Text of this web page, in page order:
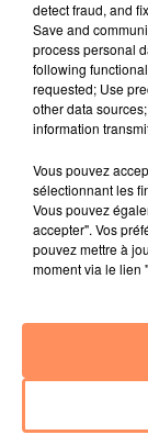
Bélier
detect fraud, and
Save and
process personal
following
requested; Use
other data
information
Vous pouvez
sélectionnant les
Vous pouvez
accepter". Vos
pouvez mettre à
moment via le lien